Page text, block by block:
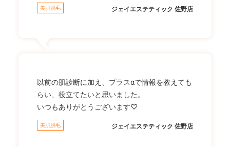
美肌脱毛 ジェイエステティック 佐野店
以前の肌診断に加え、プラスαで情報を教えても
らい、役立てたいと思いました。
いつもありがとうございます♡
美肌脱毛 ジェイエステティック 佐野店